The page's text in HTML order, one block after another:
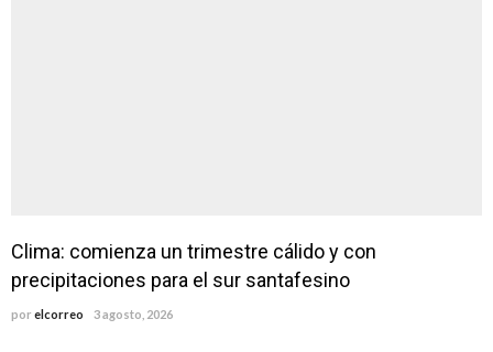
Clima: comienza un trimestre cálido y con
precipitaciones para el sur santafesino
por elcorreo 3 agosto, 2026